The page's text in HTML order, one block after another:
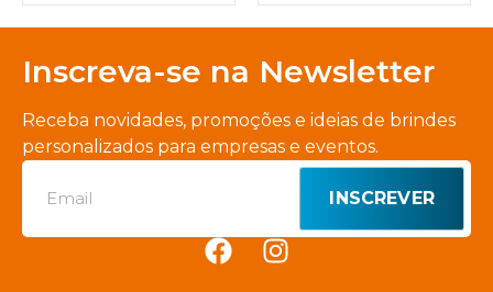
Inscreva-se na Newsletter
Receba novidades, promoções e ideias de brindes
personalizados para empresas e eventos.
INSCREVER